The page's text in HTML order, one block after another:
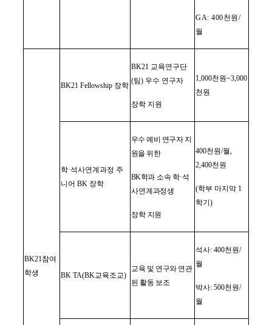
GA: 400천원/
월
BK21참여
학생
BK21 Fellowship 장학
BK21 교육연구단
(팀) 우수 연구자
장학 지원
1,000천원~3,000
천원
학·석사연계과정 주
니어 BK 장학
우수 예비 연구자 지
원을 위한
BK학과 소속 학·석
사연계과정생
장학 지원
400천원/월,
2,400천원
(학부 마지막 1
학기)
BK TA(BK교육조교)
교육 및 연구와 연관
된 활동 보조
석사: 400천원/
월
박사: 500천원/
월